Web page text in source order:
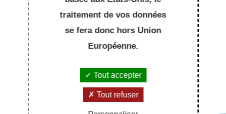
traitement de vos données
se fera donc hors Union
Européenne.
Tout accepter
Tout refuser